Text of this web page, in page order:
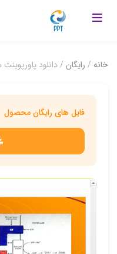
خانه / رایگان / دانلود
فایل های رایگان محصول